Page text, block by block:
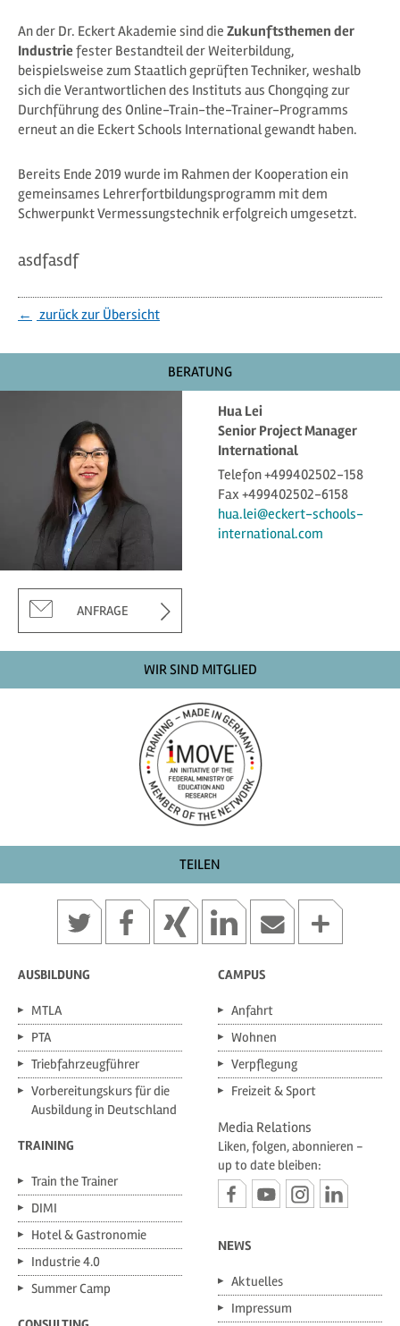
An der Dr. Eckert Akademie sind die Zukunftsthemen der
Industrie fester Bestandteil der Weiterbildung,
beispielsweise zum Staatlich geprüften Techniker, weshalb
sich die Verantwortlichen des Instituts aus Chongqing zur
Durchführung des Online-Train-the-Trainer-Programms
erneut an die Eckert Schools International gewandt haben.
Bereits Ende 2019 wurde im Rahmen der Kooperation ein
gemeinsames Lehrerfortbildungsprogramm mit dem
Schwerpunkt Vermessungstechnik erfolgreich umgesetzt.
asdfasdf
zurück zur Übersicht
BERATUNG
Hua Lei
Senior Project Manager
International
Telefon +499402502-158
Fax +499402502-6158
hua.lei@eckert-schools-
international.com
ANFRAGE
WIR SIND MITGLIED
TEILEN
AUSBILDUNG
MTLA
PTA
Triebfahrzeugführer
Vorbereitungskurs für die
Ausbildung in Deutschland
TRAINING
Train the Trainer
DIMI
Hotel & Gastronomie
Industrie 4.0
Summer Camp
CAMPUS
Anfahrt
Wohnen
Verpflegung
Freizeit & Sport
Media Relations
Liken, folgen, abonnieren -
up to date bleiben:
NEWS
Aktuelles
Impressum